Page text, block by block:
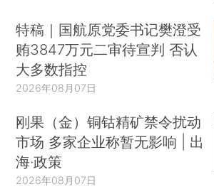
特稿｜国航原党委书记樊澄受
贿3847万元二审待宣判 否认
大多数指控
2026年08月07日
刚果（金）铜钴精矿禁令扰动
市场 多家企业称暂无影响 | 出
海·政策
2026年08月07日